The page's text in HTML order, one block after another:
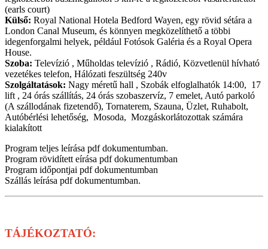
(earls court)
Külső: Royal National Hotela Bedford Wayen, egy rövid sétára a
London Canal Museum, és könnyen megközelíthető a többi
idegenforgalmi helyek, például Fotósok Galéria és a Royal Opera
House.
Szoba: Televízió , Műholdas televízió , Rádió, Közvetlenül hívható
vezetékes telefon, Hálózati feszültség 240v
Szolgáltatások: Nagy méretű hall , Szobák elfoglalhatók 14:00, 17
lift , 24 órás szállítás, 24 órás szobaszervíz, 7 emelet, Autó parkoló
(A szállodának fizetendő), Tornaterem, Szauna, Üzlet, Ruhabolt,
Autóbérlési lehetőség, Mosoda, Mozgáskorlátozottak számára
kialakított
Program teljes leírása pdf dokumentumban.
Program rövidített eírása pdf dokumentumban
Program időpontjai pdf dokumentumban
Szállás leírása pdf dokumentumban.
TÁJÉKOZTATÓ: